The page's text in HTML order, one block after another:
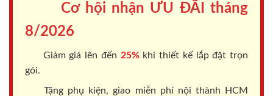
Cơ hội nhận ƯU ĐÃI tháng
8/2026
Giảm giá lên đến 25%khi thiết kế lắp đặt trọn
gói.
Tặng phụ kiện, giao miễn phí nội thành HCM